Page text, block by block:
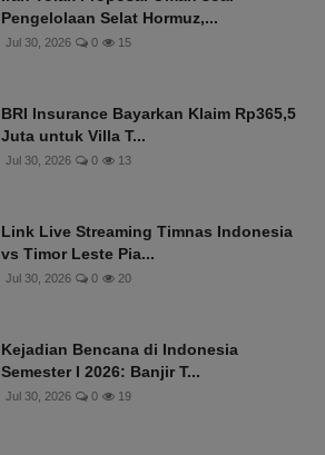
Pengelolaan Selat Hormuz,...
Jul 30, 2026 0 15
BRI Insurance Bayarkan Klaim Rp365,5
Juta untuk Villa T...
Jul 30, 2026 0 13
Link Live Streaming Timnas Indonesia
vs Timor Leste Pia...
Jul 30, 2026 0 20
Kejadian Bencana di Indonesia
Semester I 2026: Banjir T...
Jul 30, 2026 0 19